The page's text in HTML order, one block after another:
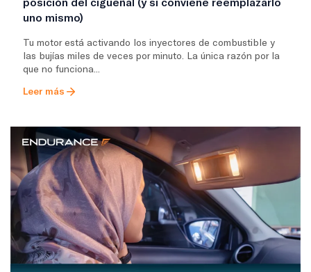
uno mismo)
Tu motor está activando los inyectores de combustible y
las bujías miles de veces por minuto. La única razón por la
que no funciona...
Leer más